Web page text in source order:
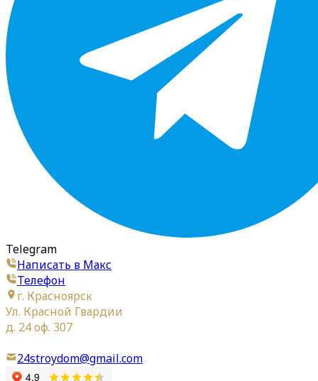
Telegram
Написать в Макс
Телефон
г. Красноярск
Ул. Красной Гвардии
д. 24 оф. 307
24stroydom@gmail.com